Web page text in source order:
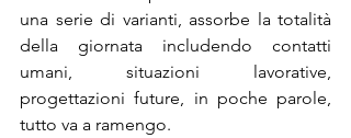
una serie di varianti, assorbe la totalità
della giornata includendo contatti
umani, situazioni lavorative,
progettazioni future, in poche parole,
tutto va a ramengo.